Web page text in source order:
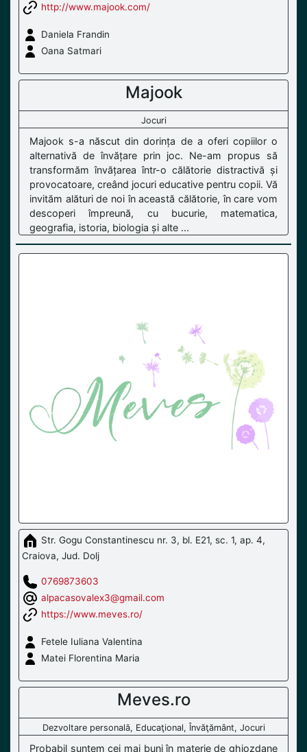
http://www.majook.com/
Daniela Frandin
Oana Satmari
Majook
Jocuri
Majook s-a născut din dorința de a oferi copiilor o
alternativă de învățare prin joc. Ne-am propus să
transformăm învățarea într-o călătorie distractivă și
provocatoare, creând jocuri educative pentru copii. Vă
invităm alături de noi în această călătorie, în care vom
descoperi împreună, cu bucurie, matematica,
geografia, istoria, biologia și alte ...
Str. Gogu Constantinescu nr. 3, bl. E21, sc. 1, ap. 4,
Craiova, Jud. Dolj
0769873603
alpacasovalex3@gmail.com
https://www.meves.ro/
Fetele Iuliana Valentina
Matei Florentina Maria
Meves.ro
Dezvoltare personală, Educaţional, Învăţământ, Jocuri
Probabil suntem cei mai buni în materie de ghiozdane